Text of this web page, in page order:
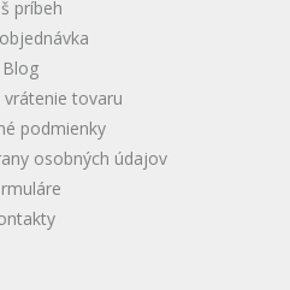
príbeh
Blog
vrátenie tovaru
podmienky
osobných údajov